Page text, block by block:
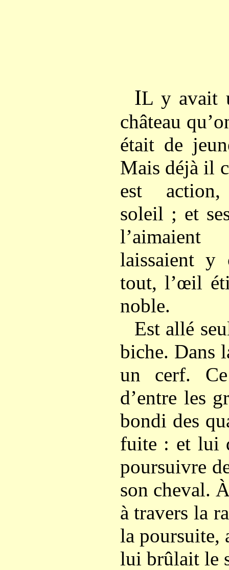
IL y avait
château
était de
Mais déjà il
est
soleil ; et
laissaient y
tout, l’œil
noble.
Est allé
biche. Dans
un cerf.
d’entre les
bondi des
fuite : et lui
poursuivre
son cheval.
à travers la
la poursuite,
lui brûlait le